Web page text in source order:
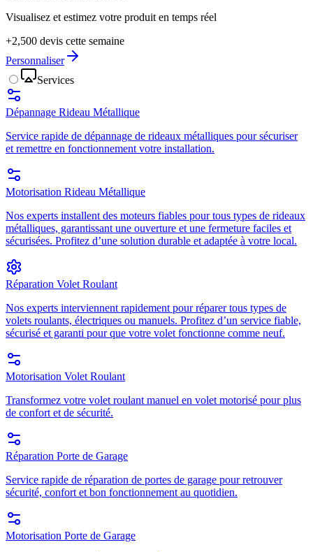
Visualisez et estimez votre produit en temps réel
+2,500 devis cette semaine
Personnaliser
Services
Dépannage Rideau Métallique
Service rapide de dépannage de rideaux métalliques pour sécuriser
et remettre en fonctionnement votre installation.
Motorisation Rideau Métallique
Nos experts installent des moteurs fiables pour tous types de rideaux
métalliques, garantissant une ouverture et une fermeture faciles et
sécurisées. Profitez d’une solution durable et adaptée à votre local.
Réparation Volet Roulant
Nos experts interviennent rapidement pour réparer tous types de
volets roulants, électriques ou manuels. Profitez d’un service fiable,
sécurisé et garanti pour que votre volet fonctionne comme neuf.
Motorisation Volet Roulant
Transformez votre volet roulant manuel en volet motorisé pour plus
de confort et de sécurité.
Réparation Porte de Garage
Service rapide de réparation de portes de garage pour retrouver
sécurité, confort et bon fonctionnement au quotidien.
Motorisation Porte de Garage